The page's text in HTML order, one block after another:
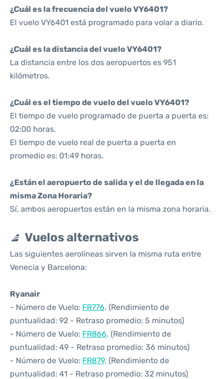
¿Cuál es la frecuencia del vuelo VY6401?
El vuelo VY6401 está programado para volar a diario.
¿Cuál es la distancia del vuelo VY6401?
La distancia entre los dos aeropuertos es 951
kilómetros.
¿Cuál es el tiempo de vuelo del vuelo VY6401?
El tiempo de vuelo programado de puerta a puerta es:
02:00 horas.
El tiempo de vuelo real de puerta a puerta en
promedio es: 01:49 horas.
¿Están el aeropuerto de salida y el de llegada en la
misma Zona Horaria?
Sí, ambos aeropuertos están en la misma zona horaria.
Vuelos alternativos
Las siguientes aerolíneas sirven la misma ruta entre
Venecia y Barcelona:
Ryanair
- Número de Vuelo: FR776. (Rendimiento de
puntualidad: 92 - Retraso promedio: 5 minutos)
- Número de Vuelo: FR866. (Rendimiento de
puntualidad: 49 - Retraso promedio: 36 minutos)
- Número de Vuelo: FR879. (Rendimiento de
puntualidad: 41 - Retraso promedio: 32 minutos)